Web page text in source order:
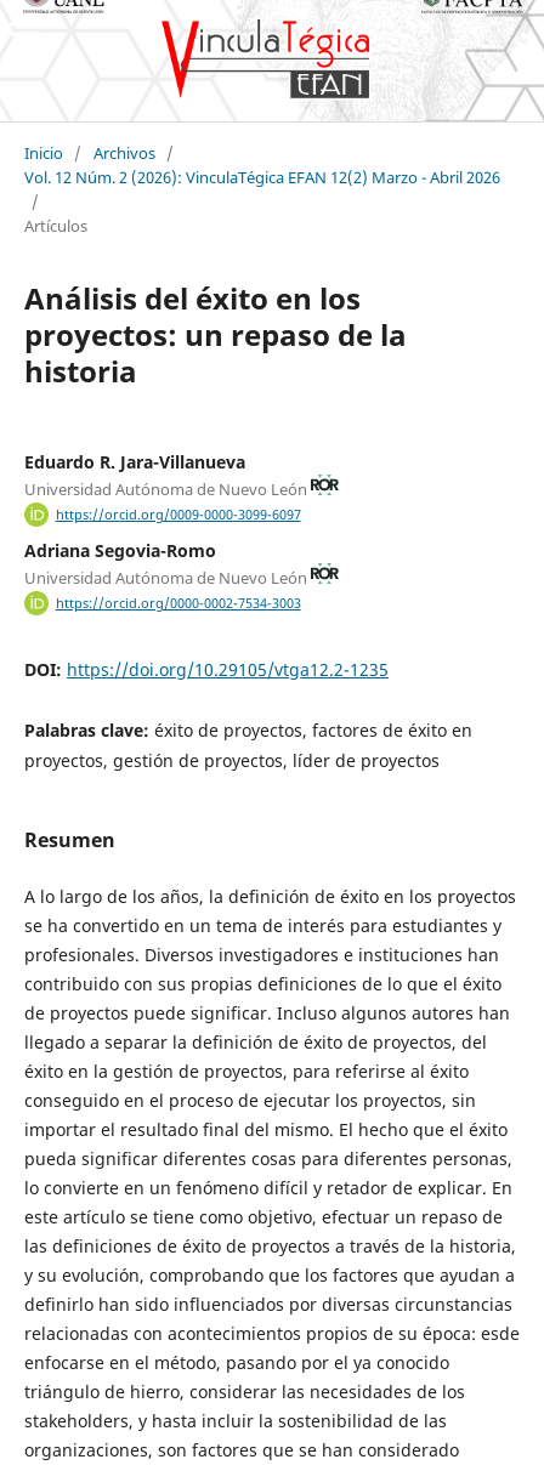
Inicio / Archivos /
Vol. 12 Núm. 2 (2026): VinculaTégica EFAN 12(2) Marzo - Abril 2026
/
Artículos
Análisis del éxito en los
proyectos: un repaso de la
historia
Eduardo R. Jara-Villanueva
Universidad Autónoma de Nuevo León
https://orcid.org/0009-0000-3099-6097
Adriana Segovia-Romo
Universidad Autónoma de Nuevo León
https://orcid.org/0000-0002-7534-3003
DOI: https://doi.org/10.29105/vtga12.2-1235
Palabras clave: éxito de proyectos, factores de éxito en
proyectos, gestión de proyectos, líder de proyectos
Resumen
A lo largo de los años, la definición de éxito en los proyectos
se ha convertido en un tema de interés para estudiantes y
profesionales. Diversos investigadores e instituciones han
contribuido con sus propias definiciones de lo que el éxito
de proyectos puede significar. Incluso algunos autores han
llegado a separar la definición de éxito de proyectos, del
éxito en la gestión de proyectos, para referirse al éxito
conseguido en el proceso de ejecutar los proyectos, sin
importar el resultado final del mismo. El hecho que el éxito
pueda significar diferentes cosas para diferentes personas,
lo convierte en un fenómeno difícil y retador de explicar. En
este artículo se tiene como objetivo, efectuar un repaso de
las definiciones de éxito de proyectos a través de la historia,
y su evolución, comprobando que los factores que ayudan a
definirlo han sido influenciados por diversas circunstancias
relacionadas con acontecimientos propios de su época: esde
enfocarse en el método, pasando por el ya conocido
triángulo de hierro, considerar las necesidades de los
stakeholders, y hasta incluir la sostenibilidad de las
organizaciones, son factores que se han considerado